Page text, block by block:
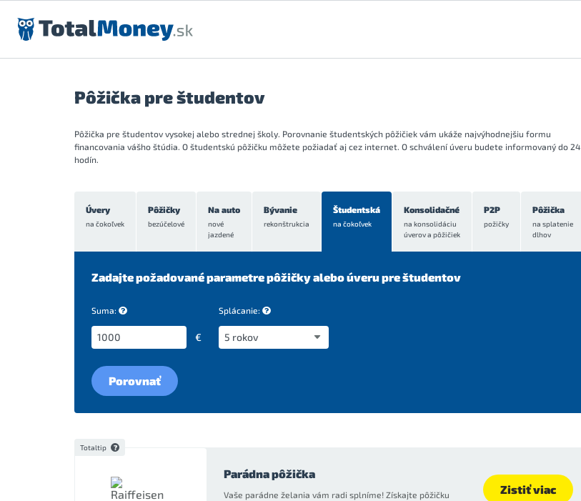
Preskočiť na obsah
Pôžička pre študentov
Pôžička pre študentov vysokej alebo strednej školy. Porovnanie študentských pôžičiek vám ukáže najvýhodnejšiu formu
financovania vášho štúdia. O študentskú pôžičku môžete požiadať aj cez internet. O schválení úveru budete informovaný do 24
hodín.
Úvery
na čokoľvek
Pôžičky
bezúčelové
Na auto
nové
jazdené
Bývanie
rekonštrukcia
Študentská
na čokoľvek
Konsolidačné
na konsolidáciu
úverov a pôžičiek
P2P
požičky
Pôžička
na splatenie
dlhov
Zadajte požadované parametre pôžičky alebo úveru pre študentov
Suma:
€
Splácanie:
Porovnať
Totaltip
Parádna pôžička
Vaše parádne želania vám radi splníme! Získajte pôžičku
Zistiť viac